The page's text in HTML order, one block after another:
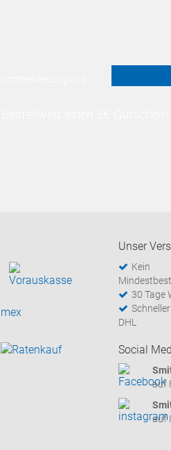
Unser
Kein
30 Tage
DHL
Social
auf
auf